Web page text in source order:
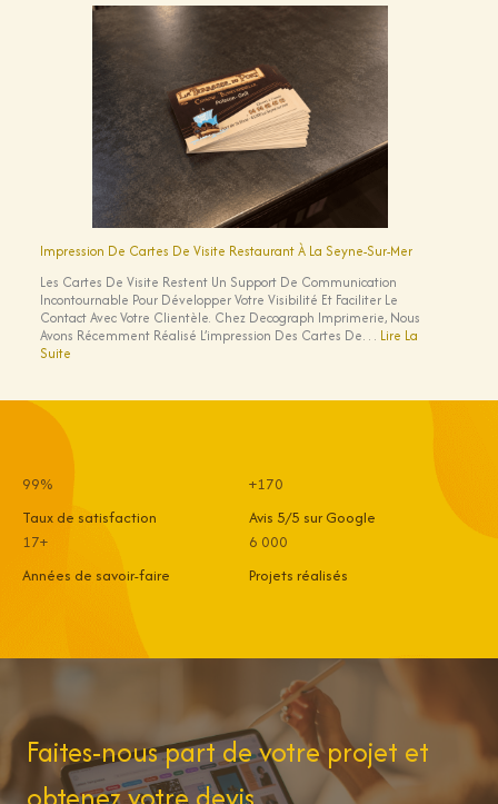
Institut
(83110)
Impression De Cartes De Visite Restaurant À La Seyne-Sur-Mer
Les Cartes De Visite Restent Un Support De Communication
Incontournable Pour Développer Votre Visibilité Et Faciliter Le
Contact Avec Votre Clientèle. Chez Decograph Imprimerie, Nous
Avons Récemment Réalisé L’impression Des Cartes De… Lire La
Suite
Cartes
Seyne-
99%
Taux de satisfaction
+170
Avis 5/5 sur Google
17+
Années de savoir-faire
6 000
Projets réalisés
Faites-nous part de votre projet et